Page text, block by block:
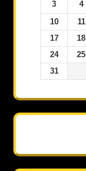
3
4
10
11
17
18
24
25
31